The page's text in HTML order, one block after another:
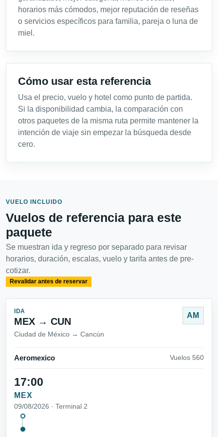
horarios más cómodos, mejor reputación de reseñas
o servicios específicos para familia, pareja o luna de
miel.
Cómo usar esta referencia
Usa el precio, vuelo y hotel como punto de partida.
Si la disponibilidad cambia, la comparación con
otros paquetes de la misma ruta permite mantener la
intención de viaje sin empezar la búsqueda desde
cero.
VUELO INCLUIDO
Vuelos de referencia para este
paquete
Se muestran ida y regreso por separado para revisar
horarios, duración, escalas, vuelo y tarifa antes de pre-
cotizar.
Revalidar antes de reservar
IDA
MEX → CUN
Ciudad de México → Cancún
AM
Aeromexico Vuelos 560
17:00
MEX
09/08/2026 · Terminal 2